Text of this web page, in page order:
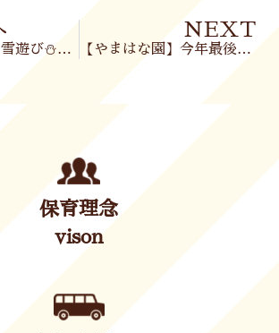
【やまはな園】雪遊び⛄＆学習遊び✏
NEXT
【やまはな園】今年最後の体操教室🥎✨
保育理念
vison